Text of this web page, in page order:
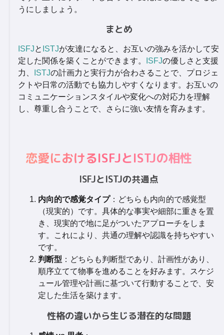
うにしましょう。
まとめ
ISFJと ISTJが友達になると、お互いの強みを活かして安
定した関係を築くことができます。
ISFJの優しさと支援
力、
ISTJの計画力と実行力が合わさることで、プロジェ
クトや日常の活動でも協力しやすくなります。お互いの
コミュニケーションスタイルや変化への対応力を理解
し、尊重し合うことで、さらに強い友情を育みます。
恋愛におけるISFJとISTJの相性
ISFJとISTJの共通点
内向的で感覚タイプ：どちらも内向的で感覚型
（現実的）です。具体的な事実や細部に重きを置
き、現実的で地に足がついたアプローチをしま
す。これにより、共通の理解や認識を持ちやすい
です。
判断型 ：どちらも判断型であり、計画性があり、
順序立てて物事を進めることを好みます。スケジ
ュール管理や計画に基づいて行動することで、安
定した生活を築けます。
性格の違いから生じる潜在的な問題